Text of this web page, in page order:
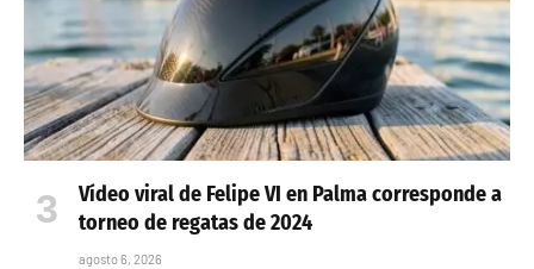
Vídeo viral de Felipe VI en Palma corresponde a
torneo de regatas de 2024
agosto 6, 2026